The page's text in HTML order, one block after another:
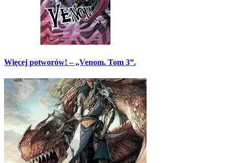
Więcej potworów! – „Venom. Tom 3”.